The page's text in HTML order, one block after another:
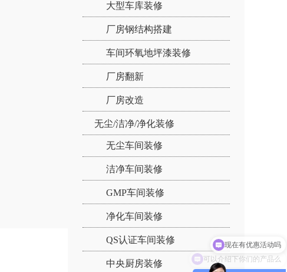
大型车库装修
厂房钢结构搭建
车间环氧地坪漆装修
厂房翻新
厂房改造
无尘/洁净/净化装修
无尘车间装修
洁净车间装修
GMP车间装修
净化车间装修
QS认证车间装修
中央厨房装修
可以介绍下你们的产品么
现在有优惠活动吗